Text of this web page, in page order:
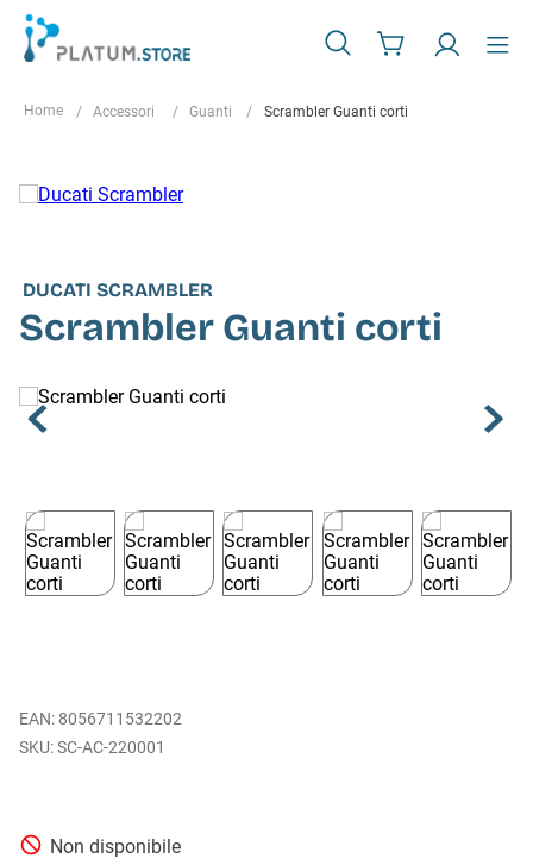
Accessori Guanti Scrambler Guanti corti
DUCATI SCRAMBLER
Scrambler Guanti corti
EAN: 8056711532202
SC-AC-220001
Non disponibile